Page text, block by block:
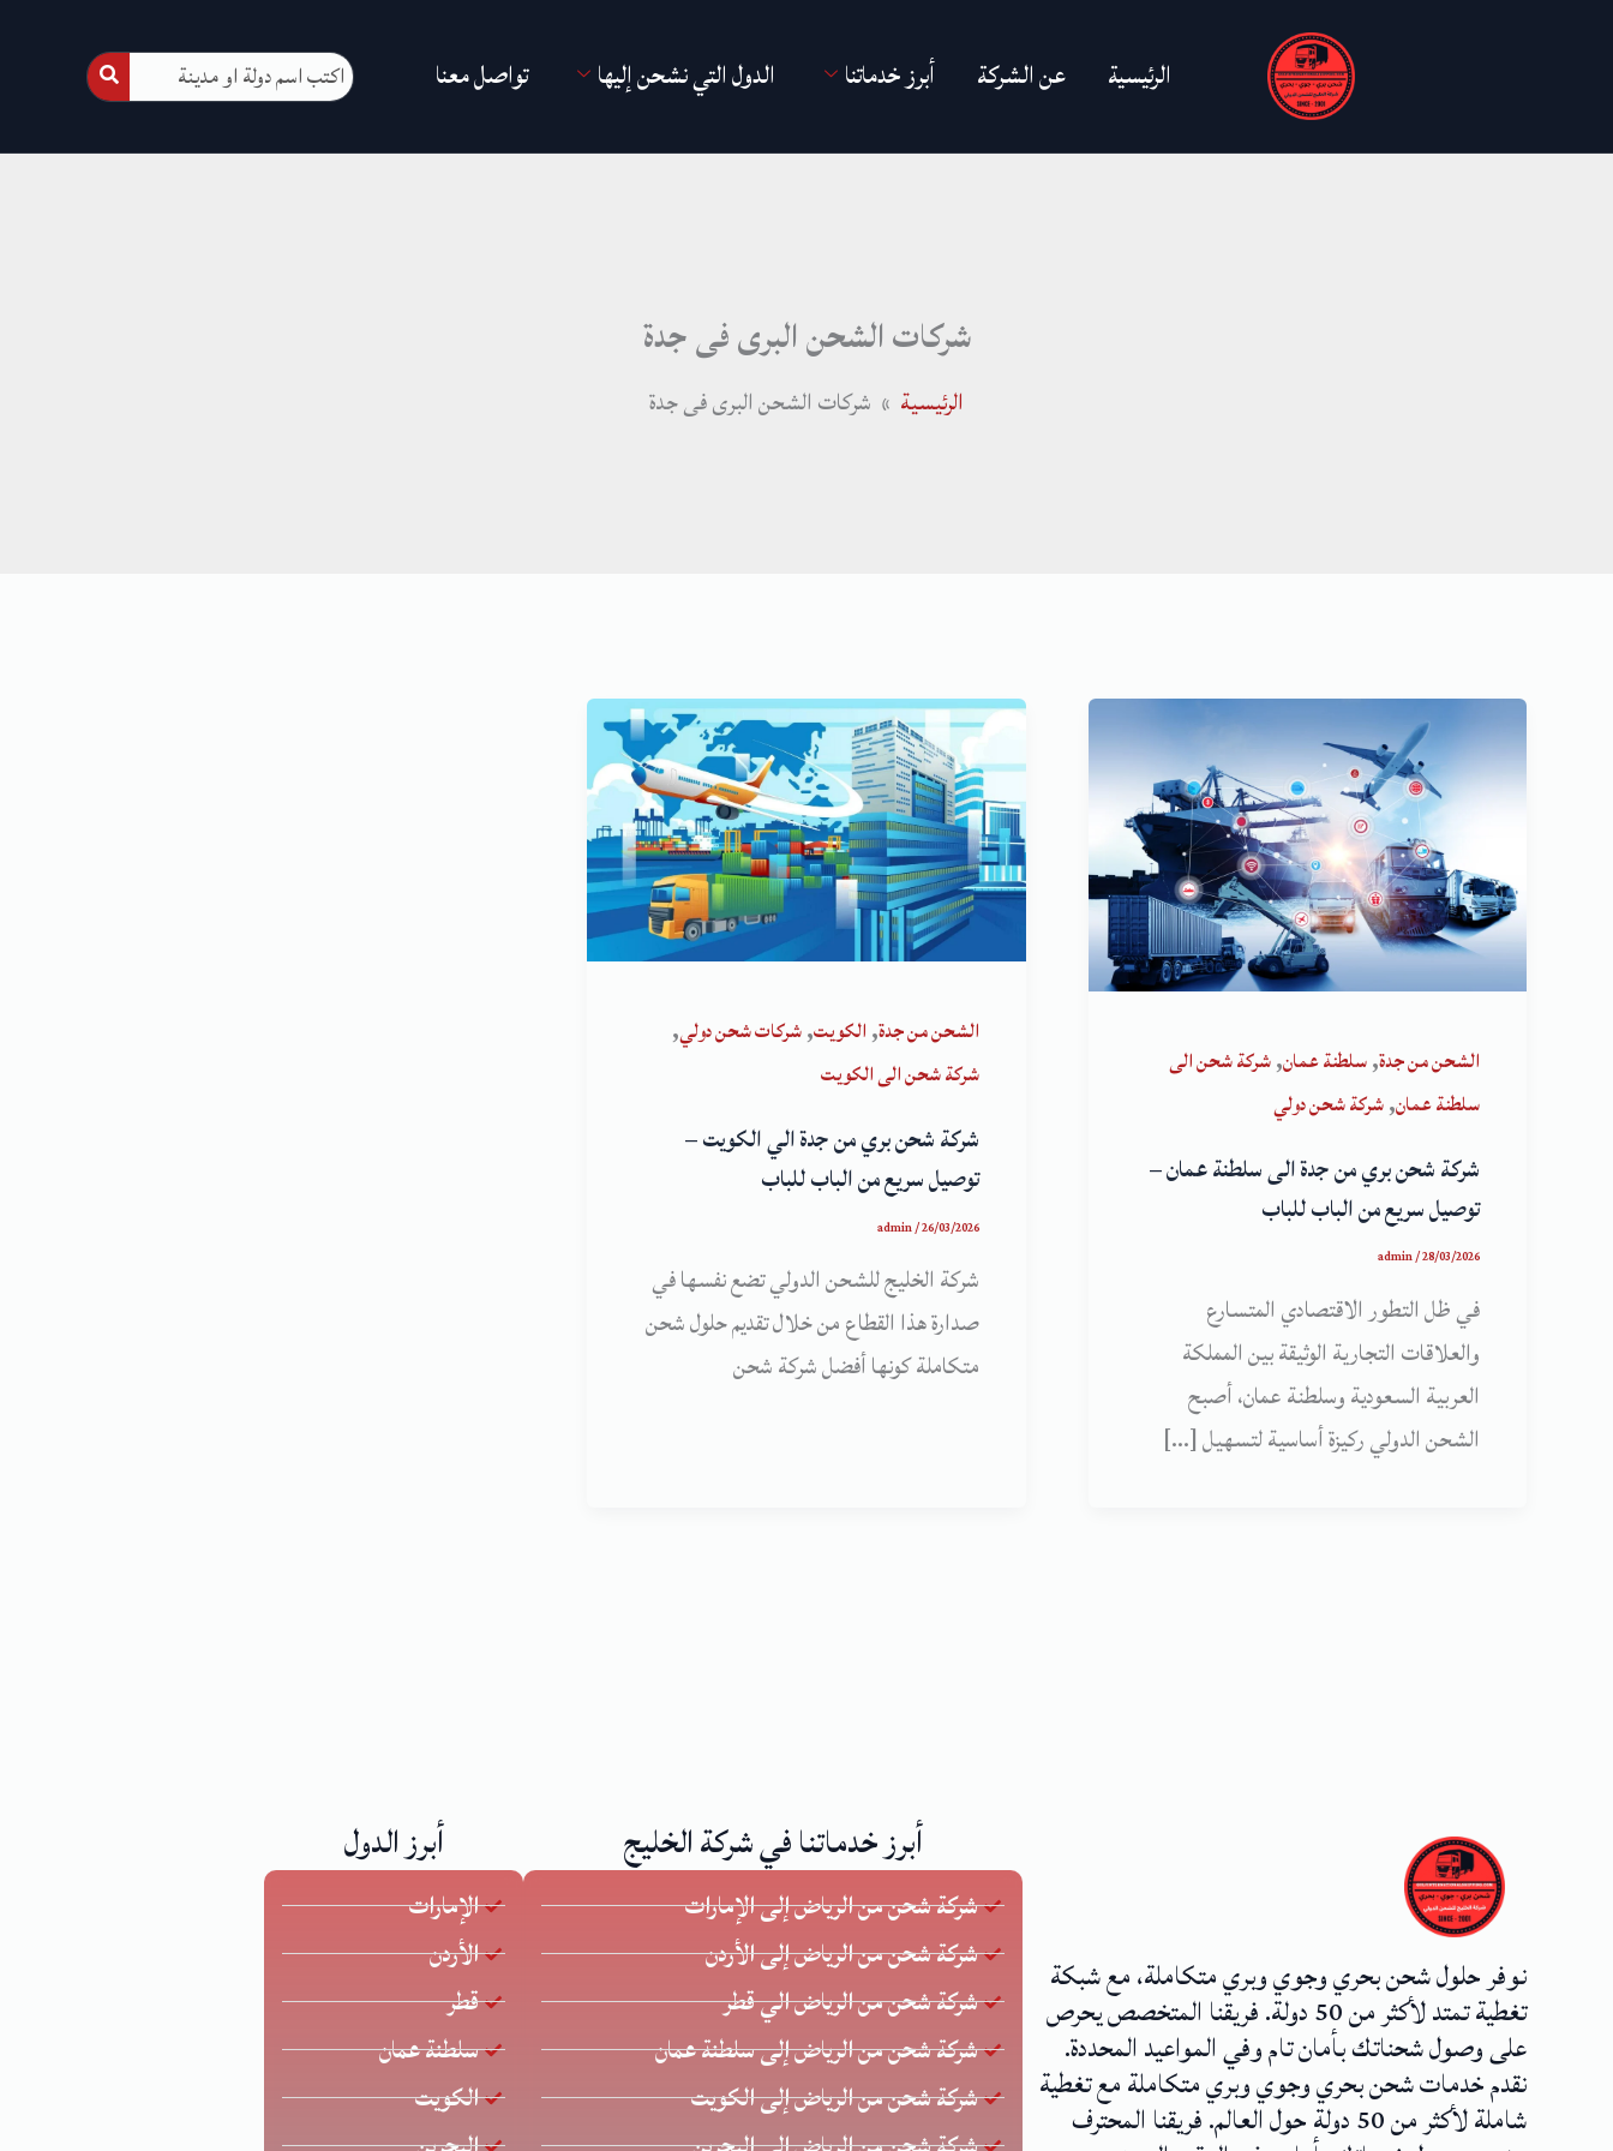
الرئيسية عن الشركة أبرز خدماتنا الدول التي نشحن إليها تواصل معنا
شركات الشحن البرى فى جدة
الرئيسية شركات الشحن البرى فى جدة
الشحن من جدة,سلطنة عمان,شركة شحن الى
سلطنة عمان,شركة شحن دولي
شركة شحن بري من جدة الى سلطنة عمان –
توصيل سريع من الباب للباب
admin/28/03/2026
في ظل التطور الاقتصادي المتسارع
والعلاقات التجارية الوثيقة بين المملكة
العربية السعودية وسلطنة عمان، أصبح
الشحن الدولي ركيزة أساسية لتسهيل […]
الشحن من جدة,الكويت,شركات شحن دولي,
شركة شحن الى الكويت
شركة شحن بري من جدة الي الكويت –
توصيل سريع من الباب للباب
admin/26/03/2026
شركة الخليج للشحن الدولي تضع نفسها في
صدارة هذا القطاع من خلال تقديم حلول شحن
متكاملة كونها أفضل شركة شحن
نوفر حلول شحن بحري وجوي وبري متكاملة، مع شبكة
تغطية تمتد لأكثر من 50 دولة. فريقنا المتخصص يحرص
على وصول شحناتك بأمان تام وفي المواعيد المحددة.
نقدم خدمات شحن بحري وجوي وبري متكاملة مع تغطية
شاملة لأكثر من 50 دولة حول العالم. فريقنا المحترف
أبرز خدماتنا في شركة الخليج
شركة شحن من الرياض إلى الإمارات
شركة شحن من الرياض إلى الأردن
شركة شحن من الرياض الي قطر
شركة شحن من الرياض إلى سلطنة عمان
شركة شحن من الرياض إلى الكويت
أبرز الدول
الإمارات
الأردن
قطر
سلطنة عمان
الكويت